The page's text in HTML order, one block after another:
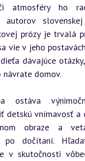
atmosféry ho
autorov
prózy je trvalá
vie v jeho
dávajúce
návrate domov.
ostáva
detskú vnímavosť a
obraze a
po dočítaní.
v skutočnosti